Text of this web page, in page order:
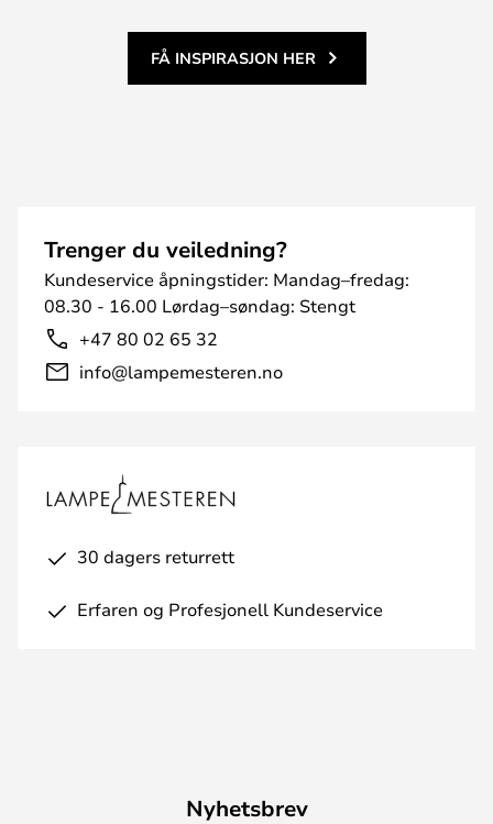
FÅ INSPIRASJON HER
Trenger du veiledning?
Kundeservice åpningstider: Mandag–fredag:
08.30 - 16.00 Lørdag–søndag: Stengt
+47 80 02 65 32
info@lampemesteren.no
30 dagers returrett
Erfaren og Profesjonell Kundeservice
Nyhetsbrev